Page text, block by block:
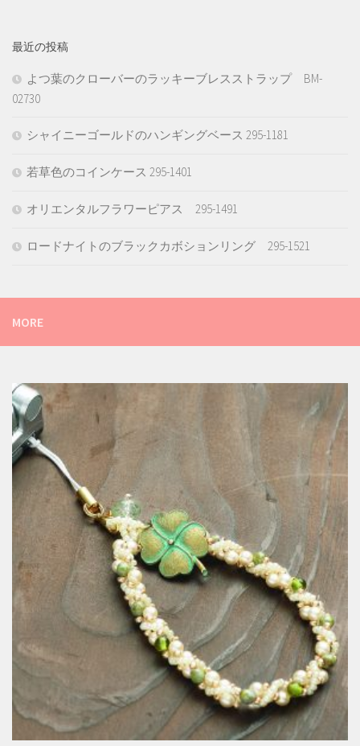
最近の投稿
よつ葉のクローバーのラッキーブレスストラップ BM-
02730
シャイニーゴールドのハンギングベース 295-1181
若草色のコインケース 295-1401
オリエンタルフラワーピアス 295-1491
ロードナイトのブラックカボションリング 295-1521
MORE